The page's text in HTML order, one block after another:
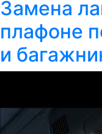
Замена
плафоне
и